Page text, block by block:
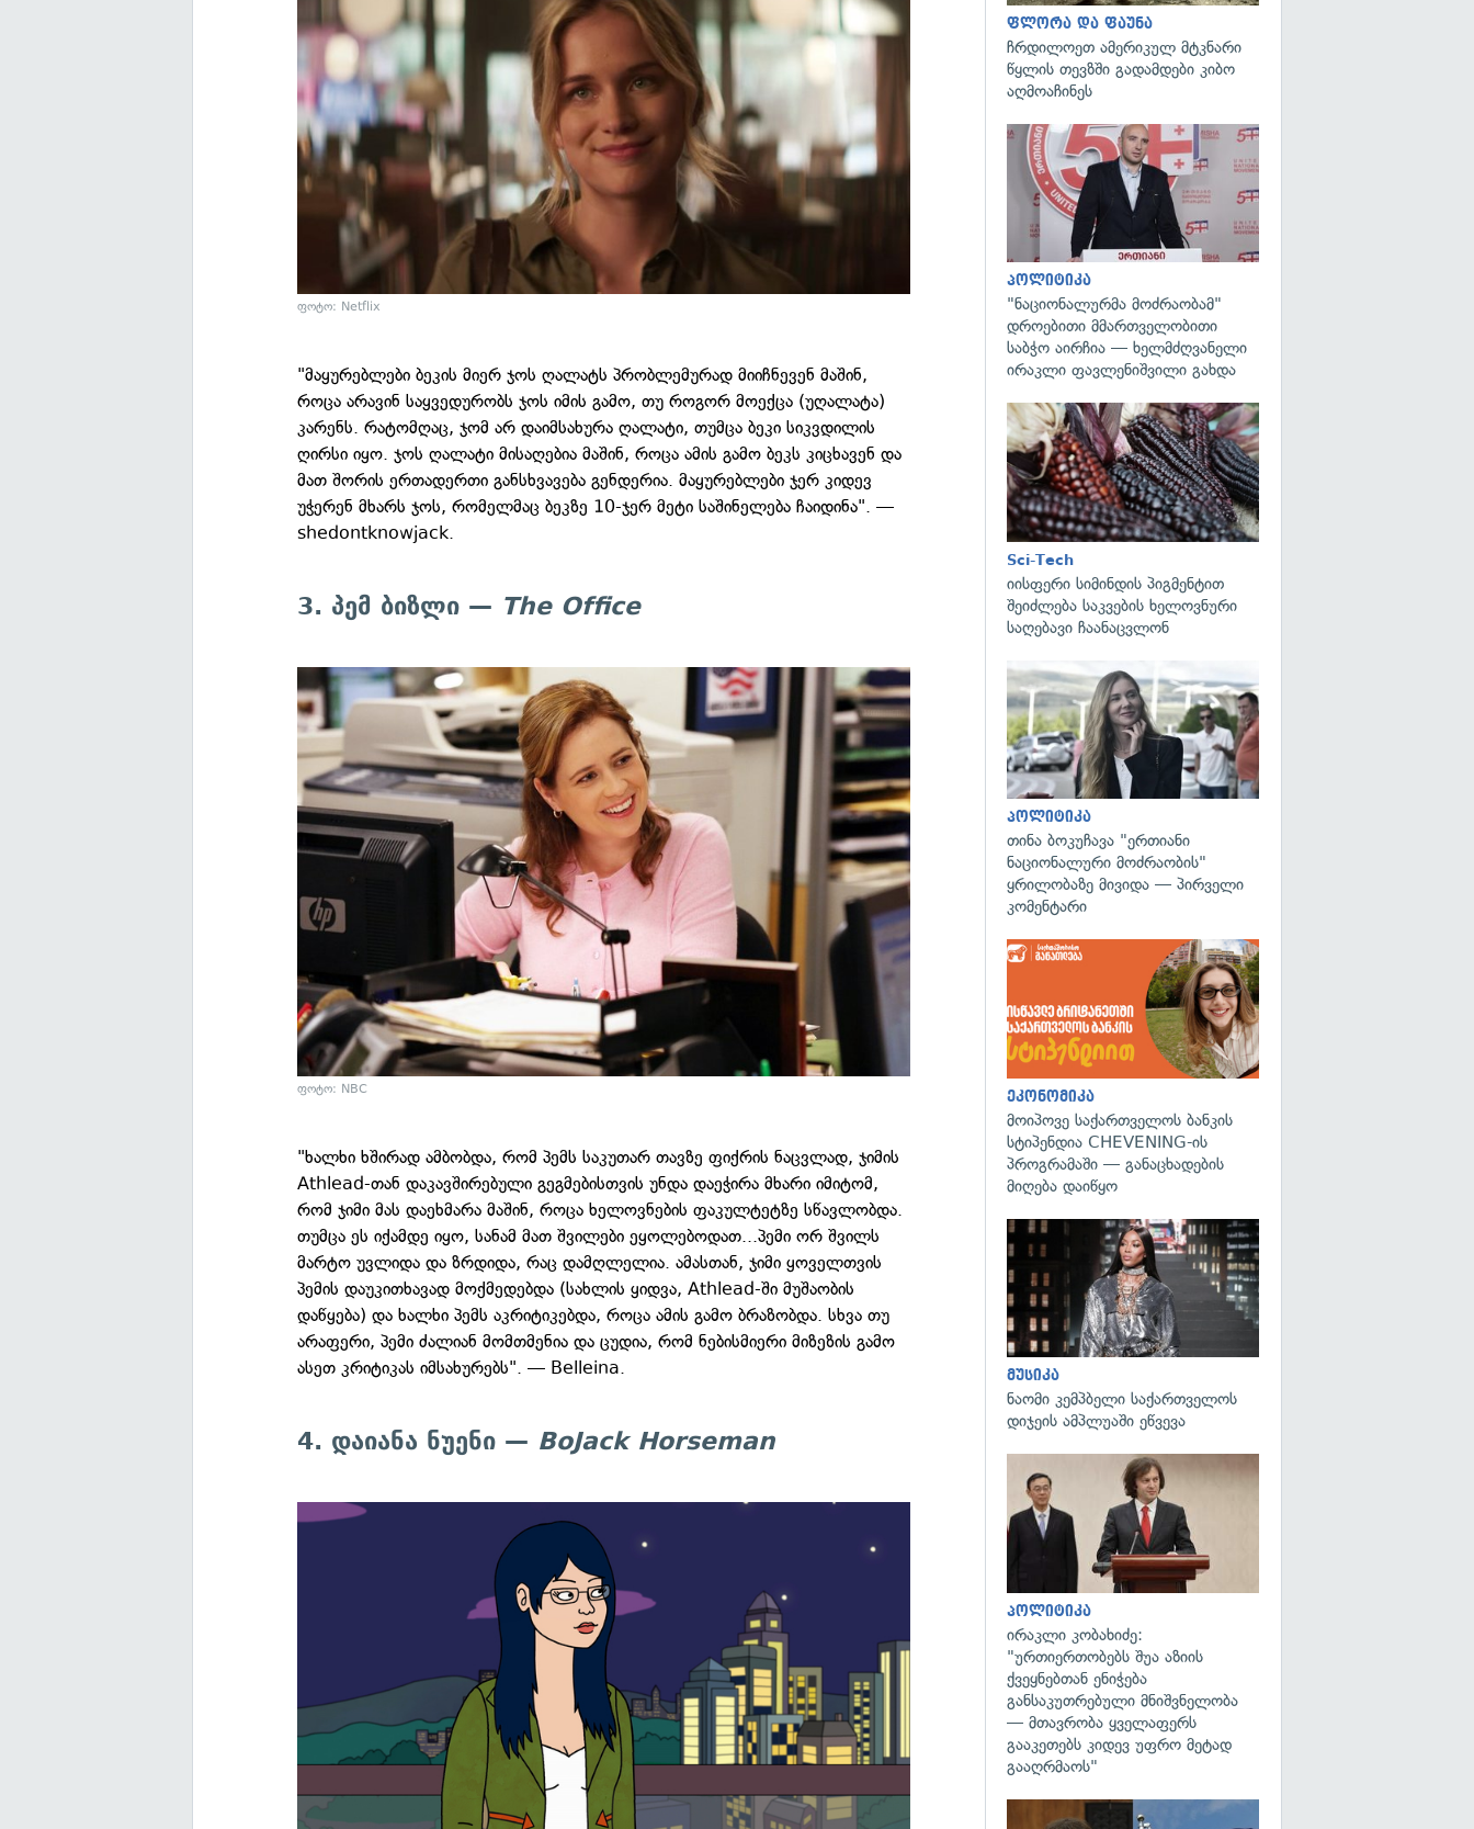
ფოტო: Netflix
"მაყურებლები ბეკის მიერ ჯოს ღალატს პრობლემურად მიიჩნევენ მაშინ,
როცა არავინ საყვედურობს ჯოს იმის გამო, თუ როგორ მოექცა (უღალატა)
კარენს. რატომღაც, ჯომ არ დაიმსახურა ღალატი, თუმცა ბეკი სიკვდილის
ღირსი იყო. ჯოს ღალატი მისაღებია მაშინ, როცა ამის გამო ბეკს კიცხავენ და
მათ შორის ერთადერთი განსხვავება გენდერია. მაყურებლები ჯერ კიდევ
უჭერენ მხარს ჯოს, რომელმაც ბეკზე 10-ჯერ მეტი საშინელება ჩაიდინა". —
shedontknowjack.
3. პემ ბიზლი — The Office
ფოტო: NBC
"ხალხი ხშირად ამბობდა, რომ პემს საკუთარ თავზე ფიქრის ნაცვლად, ჯიმის
Athlead-თან დაკავშირებული გეგმებისთვის უნდა დაეჭირა მხარი იმიტომ,
რომ ჯიმი მას დაეხმარა მაშინ, როცა ხელოვნების ფაკულტეტზე სწავლობდა.
თუმცა ეს იქამდე იყო, სანამ მათ შვილები ეყოლებოდათ...პემი ორ შვილს
მარტო უვლიდა და ზრდიდა, რაც დამღლელია. ამასთან, ჯიმი ყოველთვის
პემის დაუკითხავად მოქმედებდა (სახლის ყიდვა, Athlead-ში მუშაობის
დაწყება) და ხალხი პემს აკრიტიკებდა, როცა ამის გამო ბრაზობდა. სხვა თუ
არაფერი, პემი ძალიან მომთმენია და ცუდია, რომ ნებისმიერი მიზეზის გამო
ასეთ კრიტიკას იმსახურებს". — Belleina.
4. დაიანა ნუენი — BoJack Horseman
ფლორა და ფაუნა
ჩრდილოეთ ამერიკულ მტკნარი
წყლის თევზში გადამდები კიბო
აღმოაჩინეს
პოლიტიკა
"ნაციონალურმა მოძრაობამ"
დროებითი მმართველობითი
საბჭო აირჩია — ხელმძღვანელი
ირაკლი ფავლენიშვილი გახდა
Sci-Tech
იისფერი სიმინდის პიგმენტით
შეიძლება საკვების ხელოვნური
საღებავი ჩაანაცვლონ
პოლიტიკა
თინა ბოკუჩავა "ერთიანი
ნაციონალური მოძრაობის"
ყრილობაზე მივიდა — პირველი
კომენტარი
ეკონომიკა
მოიპოვე საქართველოს ბანკის
სტიპენდია CHEVENING-ის
პროგრამაში — განაცხადების
მიღება დაიწყო
მუსიკა
ნაომი კემპბელი საქართველოს
დიჯეის ამპლუაში ეწვევა
პოლიტიკა
ირაკლი კობახიძე:
"ურთიერთობებს შუა აზიის
ქვეყნებთან ენიჭება
განსაკუთრებული მნიშვნელობა
— მთავრობა ყველაფერს
გააკეთებს კიდევ უფრო მეტად
გააღრმაოს"